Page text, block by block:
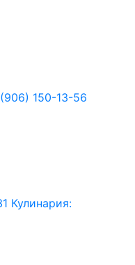
150-13-56
Кулинария: